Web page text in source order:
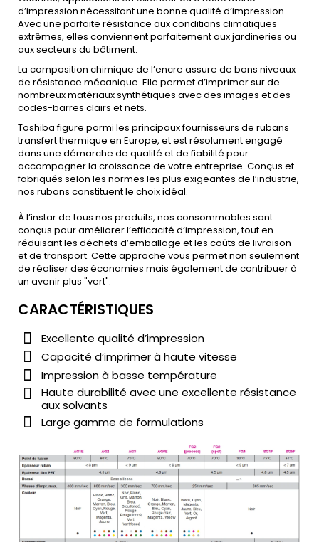
d’impression nécessitant une bonne qualité d’impression.
Avec une parfaite résistance aux conditions climatiques
extrêmes, elles conviennent parfaitement aux jardineries ou
aux secteurs du bâtiment.
La composition chimique de l’encre assure de bons niveaux
de résistance mécanique. Elle permet d’imprimer sur de
nombreux matériaux synthétiques avec des images et des
codes-barres clairs et nets.
Toshiba figure parmi les principaux fournisseurs de rubans
transfert thermique en Europe, et est résolument engagé
dans une démarche de qualité et de fiabilité pour
accompagner la croissance de votre entreprise. Conçus et
fabriqués selon les normes les plus exigeantes de l’industrie,
nos rubans constituent le choix idéal.
À l’instar de tous nos produits, nos consommables sont
conçus pour améliorer l’efficacité d’impression, tout en
réduisant les déchets d’emballage et les coûts de livraison
et de transport. Cette approche vous permet non seulement
de réaliser des économies mais également de contribuer à
un avenir plus "vert".
CARACTÉRISTIQUES
Excellente qualité d’impression
Capacité d’imprimer à haute vitesse
Impression à basse température
Haute durabilité avec une excellente résistance
aux solvants
Large gamme de formulations